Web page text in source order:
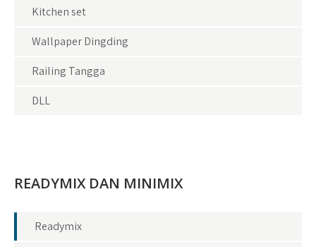
Kitchen set
Wallpaper Dingding
Railing Tangga
DLL
READYMIX DAN MINIMIX
Readymix